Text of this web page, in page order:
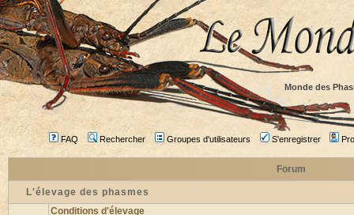
Monde des
FAQ Rechercher Groupes d'utilisateurs S'enregistrer
Forum
L'élevage des phasmes
Conditions d'élevage